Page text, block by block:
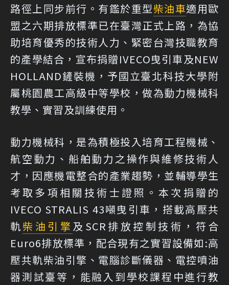
路徑上同步前行。有鑑於重型柴油車適用歐
盟之六期排放標準已在臺灣正式上路，為協
助培育優秀的技術人力、緊密台灣技職教育
的產學結合，宣布捐贈IVECO曳引車及NEW
HOLLAND鏟裝機，予國立臺北科技大學附
屬桃園農工高級中等學校，做為動力機械科
教學、實習及訓練使用。
動力機械科，是為積極投入培育工程機械、
航空動力、船舶動力之操作與維修技術人
才，因應機電整合的產業趨勢，並輔導學生
考取多項相關技術士證照。本次捐贈的
IVECO STRALIS 43噸曳引車，搭載高壓共
軌柴油引擎 及SCR排放控制技術，符合
Euro6排放標準，配合現有之實習設備如:高
壓共軌柴油引擎、電腦診斷儀器、電控噴油
器測試臺等，能融入到學校課程中進行教